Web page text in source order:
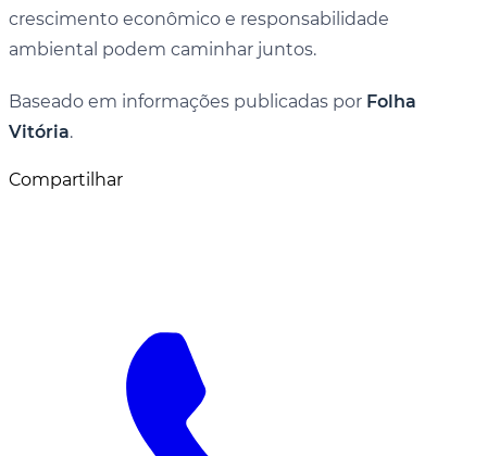
crescimento econômico e responsabilidade
ambiental podem caminhar juntos.
Baseado em informações publicadas por Folha
Vitória.
Compartilhar